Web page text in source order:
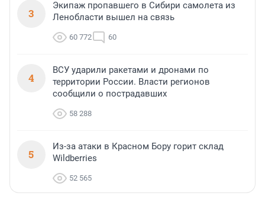
3
Экипаж пропавшего в Сибири самолета из
Ленобласти вышел на связь
60 772 60
4
ВСУ ударили ракетами и дронами по
территории России. Власти регионов
сообщили о пострадавших
58 288
5
Из-за атаки в Красном Бору горит склад
Wildberries
52 565